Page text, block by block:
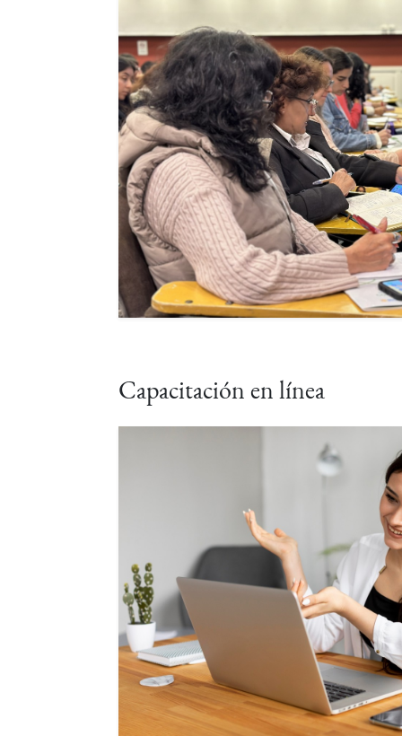
Capacitación en línea